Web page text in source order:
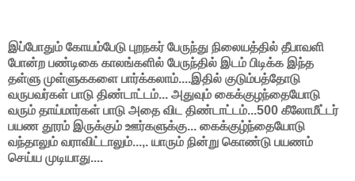
இப்போதும் கோயம்பேடு புறநகர் பேருந்து நிலையத்தில் தீபாவளி
போன்ற பண்டிகை காலங்களில் பேருந்தில் இடம் பிடிக்க இந்த
தள்ளு முள்ளுககளை பார்க்கலாம்....இதில் குடும்பத்தோடு
வருபவர்கள் பாடு திண்டாட்டம்... அதுவும் கைக்குழந்தையோடு
வரும் தாய்மார்கள் பாடு அதை விட திண்டாட்டம்...500 கீலோமீட்டர்
பயண தூரம் இருக்கும் ஊர்களுக்கு... கைக்குழ்ந்தையோடு
வந்தாலும் வராவிட்டாலும்...,. யாரும் நின்று கொண்டு பயணம்
செய்ய முடியாது....